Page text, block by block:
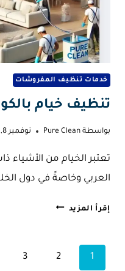
خدمات تنظيف المفروشات
تنظيف خيام
بواسطة Pure Clean نوفمبر 8, 2024
تعتبر الخيام من الأشياء
العربي وخاصةً في دول
إقرأ المزيد تنظيف
تنقل
1
2
3